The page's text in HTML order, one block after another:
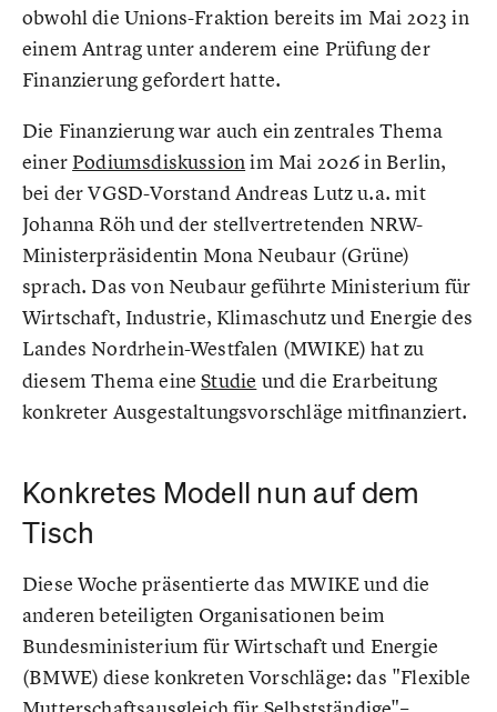
obwohl die Unions-Fraktion bereits im Mai 2023 in
einem Antrag unter anderem eine Prüfung der
Finanzierung gefordert hatte.
Die Finanzierung war auch ein zentrales Thema
einer Podiumsdiskussionim Mai 2026 in Berlin,
bei der VGSD-Vorstand Andreas Lutz u.a. mit
Johanna Röh und der stellvertretenden NRW-
Ministerpräsidentin Mona Neubaur (Grüne)
sprach. Das von Neubaur geführte Ministerium für
Wirtschaft, Industrie, Klimaschutz und Energie des
Landes Nordrhein-Westfalen (MWIKE) hat zu
diesem Thema eineStudie und die Erarbeitung
konkreter Ausgestaltungsvorschläge mitfinanziert.
Konkretes Modell nun auf dem
Tisch
Diese Woche präsentierte das MWIKE und die
anderen beteiligten Organisationen beim
Bundesministerium für Wirtschaft und Energie
(BMWE) diese konkreten Vorschläge: das "Flexible